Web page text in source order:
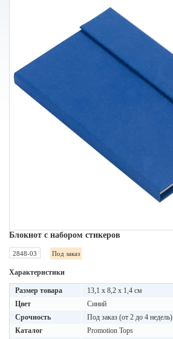
Блокнот с набором стикеров
2848-03 Под заказ
Характеристики
Размер товара
13,1 x 8,2 x 1,4 см
Цвет
Синий
Срочность
Под заказ (от 2 до 4 недель)
Каталог
Promotion Tops